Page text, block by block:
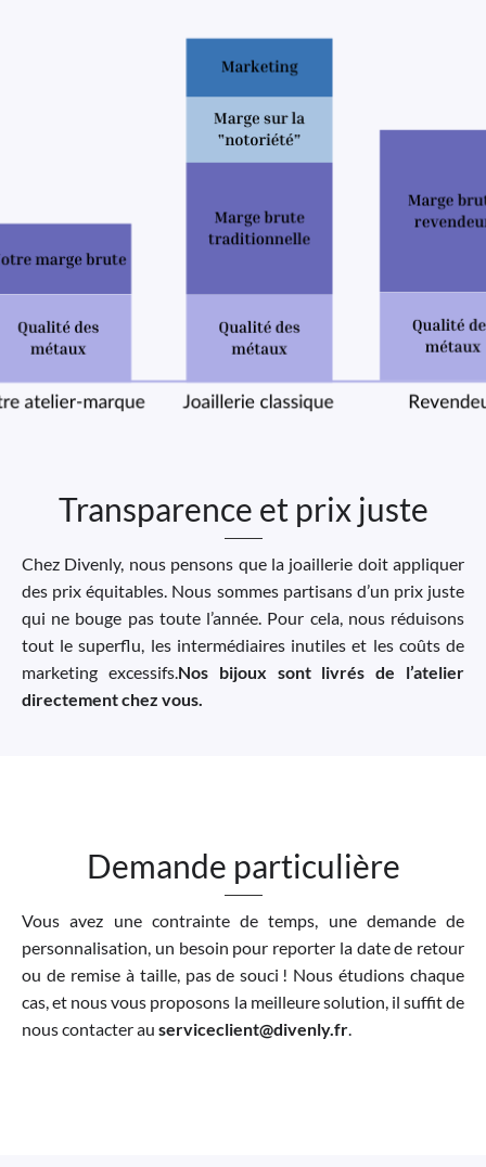
Transparence et prix juste
Chez Divenly, nous pensons que la joaillerie doit appliquer
des prix équitables. Nous sommes partisans d’un prix juste
qui ne bouge pas toute l’année. Pour cela, nous réduisons
tout le superflu, les intermédiaires inutiles et les coûts de
marketing excessifs. Nos bijoux sont livrés de l’atelier
directement chez vous.
Demande particulière
Vous avez une contrainte de temps, une demande de
personnalisation, un besoin pour reporter la date de retour
ou de remise à taille, pas de souci ! Nous étudions chaque
cas, et nous vous proposons la meilleure solution, il suffit de
nous contacter au serviceclient@divenly.fr.